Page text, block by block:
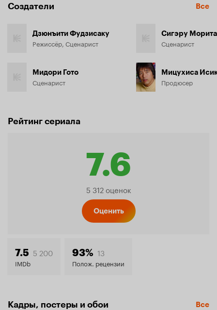
Создатели Все
Дзюнъити Фудзисаку
Режиссёр, Сценарист
Мидори Гото
Сценарист
Сигэру Морита
Сценарист
Мицухиса
Продюсер
Рейтинг сериала
7.6
Рейтинг
7.6
5 312 оценок
Оценить
7.5 5 200
IMDb
93% 13
Полож. рецензии
Кадры, постеры и обои Все